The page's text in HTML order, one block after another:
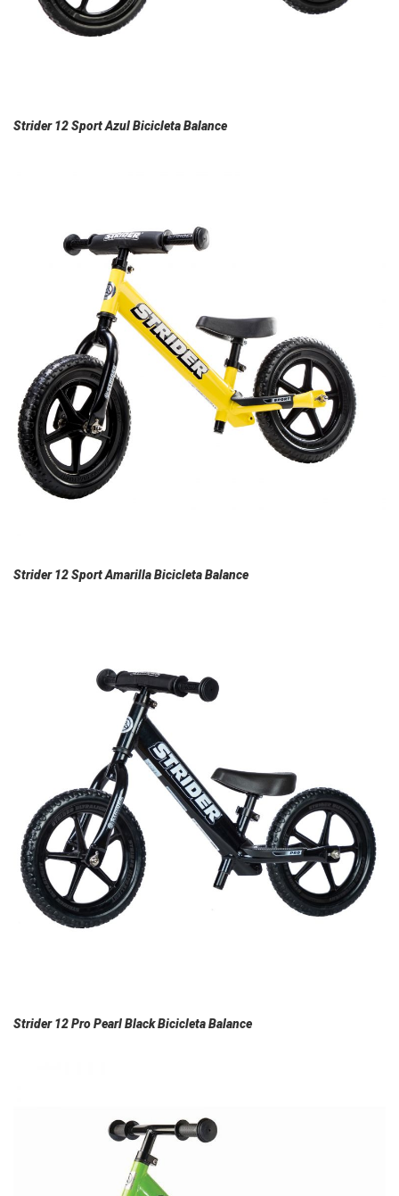
Strider 12 Sport Azul Bicicleta Balance
Strider 12 Sport Amarilla Bicicleta Balance
Strider 12 Pro Pearl Black Bicicleta Balance